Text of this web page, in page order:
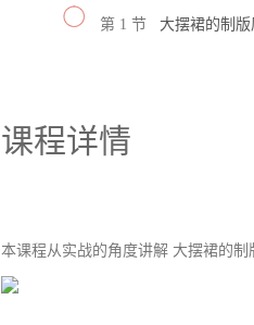
第 1 节 大摆裙的制
课程详情
本课程从实战的角度讲解 大摆裙的